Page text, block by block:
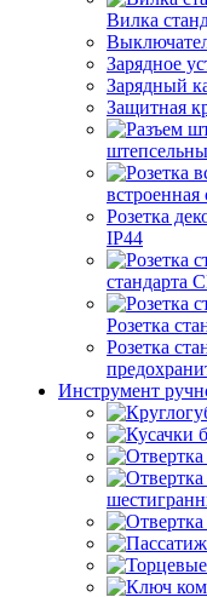
Вилка
Зарядное
Зарядный
Защитная
встроенная
Розетка
IP44
стандарта
Розетка
Розетка
Инструмент